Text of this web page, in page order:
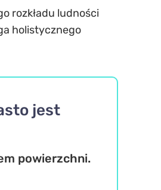
rozkładu ludności
holistycznego
jest
powierzchni.